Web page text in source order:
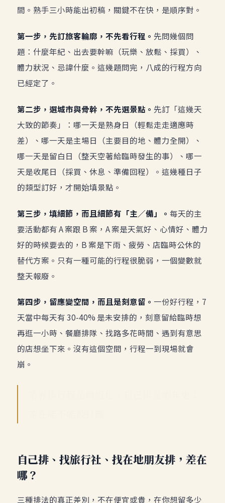
間。熟手三小時能出初稿，關鍵不在快，是順序對。
第一步，先訂旅客輪廓，不先看行程。 先問幾個問
題：什麼年紀、出去要幹嘛（玩樂、放鬆、採買）、
體力狀況、忌諱什麼。這幾題問完，八成的行程方向
已經定了。
第二步，選城市與骨幹，不先選景點。 先訂「這幾天
大致的節奏」：哪一天是熟身日（輕鬆走走適應時
差）、哪一天是主場日（主要目的地、體力全開）、
哪一天是留白日（整天空著給臨時發生的事）、哪一
天是收尾日（採買、休息、準備回程）。這幾種日子
的類型訂好，才開始填景點。
第三步，填細節，而且細節有「主／備」。 每天的主
要活動都有 A 案跟 B 案，A 案是天氣好、心情好、體力
好的時候要去的，B 案是下雨、疲勞、店臨時公休的
替代方案。只有一種可能的行程很脆弱，一個變數就
整天報廢。
第四步，留應變空間，而且是刻意留。 一份好行程，7
天當中每天有 30-40% 是未安排的，刻意留給臨時想
再逛一小時、餐廳排隊、找路多花時間、遇到有意思
的店想坐下來。沒有這個空間，行程一到現場就會
崩。
自己排、找旅行社、找在地朋友排，差在
哪？
三種排法的真正差別，不在便宜或貴，在你想留多少